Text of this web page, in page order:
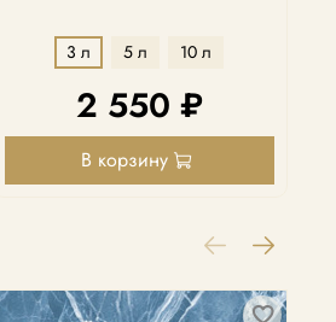
3 л 5 л 10 л
2 550 ₽
В корзину